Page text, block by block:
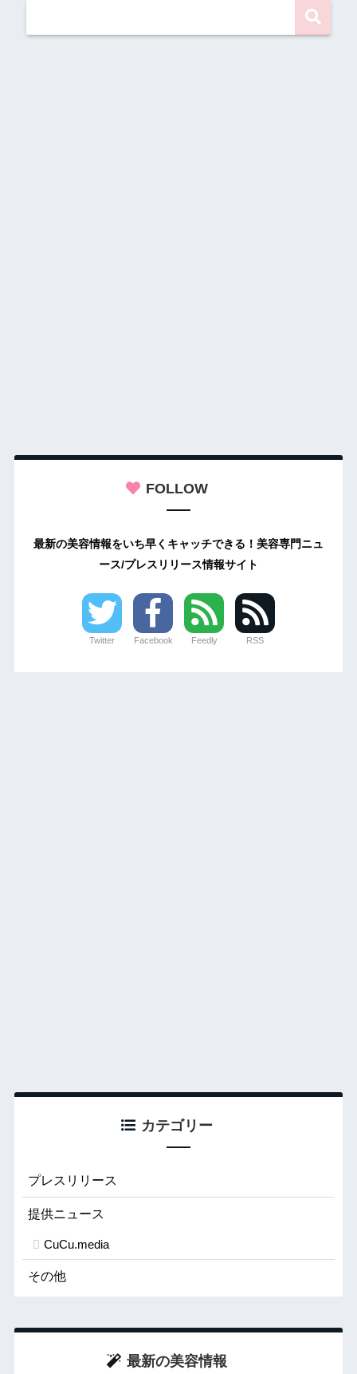
FOLLOW
最新の美容情報をいち早くキャッチできる！美容専門ニュ
ース/プレスリリース情報サイト
Twitter Facebook Feedly RSS
カテゴリー
プレスリリース
提供ニュース
CuCu.media
その他
最新の美容情報